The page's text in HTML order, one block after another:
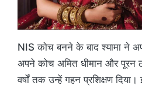
NIS कोच बनने के बाद श्यामा ने
अपने कोच अमित धीमान और पूरन
वर्षों तक उन्हें गहन प्रशिक्षण